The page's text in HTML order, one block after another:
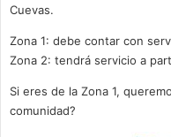
Cuevas.
Zona 1: debe contar con
Zona 2: tendrá servicio a
Si eres de la Zona 1,
comunidad?